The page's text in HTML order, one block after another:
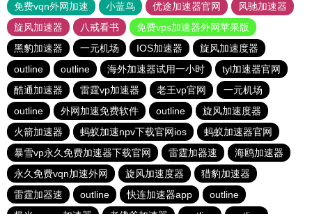
免费vqn外网加速
小蓝鸟 优途加速器官网
风驰加速器
旋风加速器
八戒看书
免费vps加速器外网苹果版
黑豹加速器
一元机场 IOS加速器
旋风加速度器
outline
outline 海外加速器试用一小时
tyl加速器官网
酷通加速器
雷霆vp加速器 老王vp官网
一元机场
outline
外网加速免费软件 outline
旋风加速度器
火箭加速器
蚂蚁加速npv下载官网ios
蚂蚁加速器官网
暴雪vp永久免费加速器下载官网
雷霆加器速
海鸥加速器
永久免费vqn加速外网
旋风加速度器
猎豹加速器
雷霆加器速
outline 快连加速器app
outline